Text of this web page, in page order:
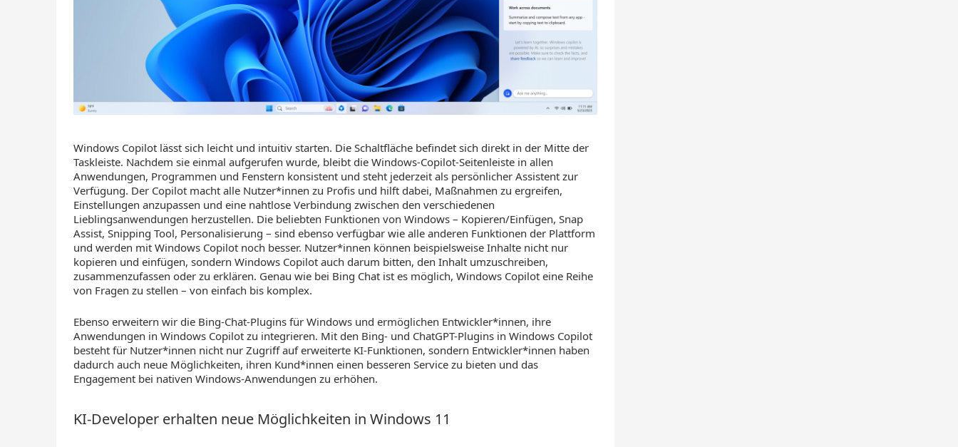
Windows Copilot lässt sich leicht und intuitiv starten. Die Schaltfläche befindet sich direkt in der Mitte der
Taskleiste. Nachdem sie einmal aufgerufen wurde, bleibt die Windows-Copilot-Seitenleiste in allen
Anwendungen, Programmen und Fenstern konsistent und steht jederzeit als persönlicher Assistent zur
Verfügung. Der Copilot macht alle Nutzer*innen zu Profis und hilft dabei, Maßnahmen zu ergreifen,
Einstellungen anzupassen und eine nahtlose Verbindung zwischen den verschiedenen
Lieblingsanwendungen herzustellen. Die beliebten Funktionen von Windows – Kopieren/Einfügen, Snap
Assist, Snipping Tool, Personalisierung – sind ebenso verfügbar wie alle anderen Funktionen der Plattform
und werden mit Windows Copilot noch besser. Nutzer*innen können beispielsweise Inhalte nicht nur
kopieren und einfügen, sondern Windows Copilot auch darum bitten, den Inhalt umzuschreiben,
zusammenzufassen oder zu erklären. Genau wie bei Bing Chat ist es möglich, Windows Copilot eine Reihe
von Fragen zu stellen – von einfach bis komplex.
Ebenso erweitern wir die Bing-Chat-Plugins für Windows und ermöglichen Entwickler*innen, ihre
Anwendungen in Windows Copilot zu integrieren. Mit den Bing- und ChatGPT-Plugins in Windows Copilot
besteht für Nutzer*innen nicht nur Zugriff auf erweiterte KI-Funktionen, sondern Entwickler*innen haben
dadurch auch neue Möglichkeiten, ihren Kund*innen einen besseren Service zu bieten und das
Engagement bei nativen Windows-Anwendungen zu erhöhen.
KI-Developer erhalten neue Möglichkeiten in Windows 11